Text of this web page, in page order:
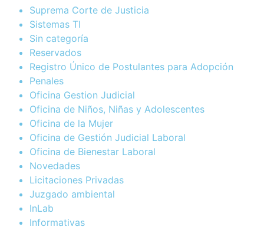
Suprema Corte de Justicia
Sistemas TI
Sin categoría
Reservados
Registro Único de Postulantes para Adopción
Penales
Oficina Gestion Judicial
Oficina de Niños, Niñas y Adolescentes
Oficina de la Mujer
Oficina de Gestión Judicial Laboral
Oficina de Bienestar Laboral
Novedades
Licitaciones Privadas
Juzgado ambiental
InLab
Informativas